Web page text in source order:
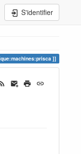
S'identifier